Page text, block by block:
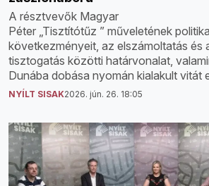
A résztvevők Magyar
Péter „Tisztítótűz ” műveletének
következményeit, az elszámoltatás és
tisztogatás közötti határvonalat,
Dunába dobása nyomán kialakult vitát
NYÍLT SISAK2026. jún. 26. 18:05